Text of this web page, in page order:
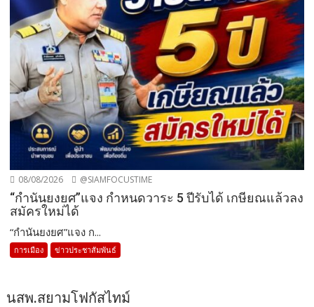
08/08/2026 @SIAMFOCUSTIME
“กำนันยงยศ”แจง กำหนดวาระ 5 ปีรับได้ เกษียณแล้วลง
สมัครใหม่ได้
“กำนันยงยศ”แจง ก...
การเมือง ข่าวประชาสัมพันธ์
นสพ.สยามโฟกัสไทม์